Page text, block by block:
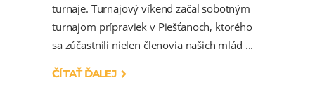
turnaje. Turnajový víkend začal sobotným
turnajom prípraviek v Piešťanoch, ktorého
sa zúčastnili nielen členovia našich mlád
ČÍTAŤ ĎALEJ